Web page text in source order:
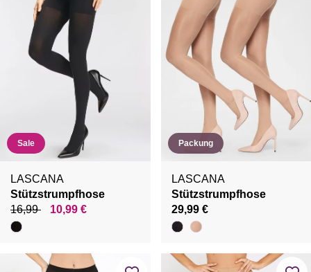
Sale
LASCANA
Stützstrumpfhose
16,99
10,99 €
Packung
LASCANA
Stützstrumpfhose
29,99 €